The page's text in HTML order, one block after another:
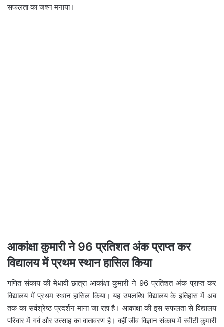
सफलता का जश्न मनाया।
आकांक्षा कुमारी ने 96 प्रतिशत अंक प्राप्त कर
विद्यालय में प्रथम स्थान हासिल किया
गणित संकाय की मेधावी छात्रा आकांक्षा कुमारी ने 96 प्रतिशत अंक प्राप्त कर
विद्यालय में प्रथम स्थान हासिल किया। यह उपलब्धि विद्यालय के इतिहास में अब
तक का सर्वश्रेष्ठ प्रदर्शन माना जा रहा है। आकांक्षा की इस सफलता से विद्यालय
परिवार में गर्व और उत्साह का वातावरण है। वहीं जीव विज्ञान संकाय में स्वीटी कुमारी